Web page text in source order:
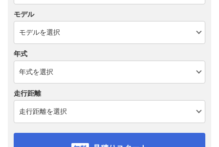
モデル
年式
走行距離